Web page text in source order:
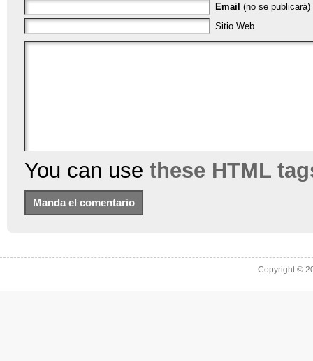
Email (no se publicará)
Sitio Web
You can use these HTML
Copyright ©